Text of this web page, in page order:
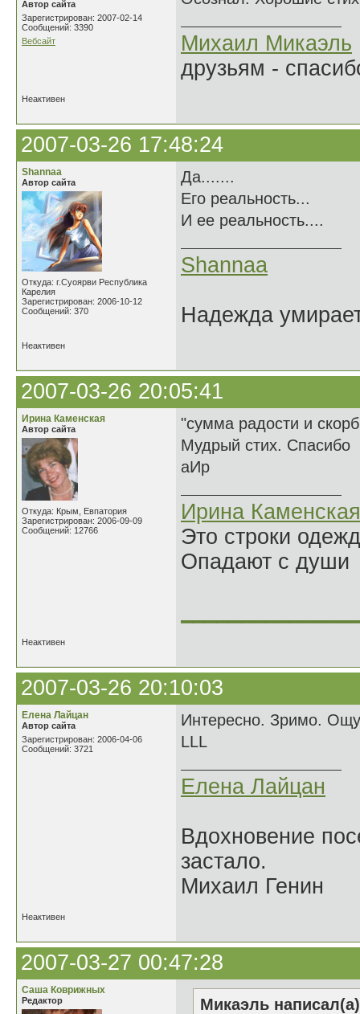
Автор сайта
Зарегистрирован: 2007-02-14
Сообщений: 3390
Вебсайт
Михаил Микаэль
друзьям -
Неактивен
2007-03-26 17:48:24
Shannaa
Автор сайта
Откуда: г.Суоярви Республика
Карелия
Зарегистрирован: 2006-10-12
Сообщений: 370
Да.......
Его реальность...
И ее реальность....
Shannaa
Надежда
Неактивен
2007-03-26 20:05:41
Ирина Каменская
Автор сайта
Откуда: Крым, Евпатория
Зарегистрирован: 2006-09-09
Сообщений: 12766
"сумма радости и
Мудрый стих. Спасибо
аИр
Ирина Каменская
Это строки
Опадают с души
Неактивен
2007-03-26 20:10:03
Елена Лайцан
Автор сайта
Зарегистрирован: 2006-04-06
Сообщений: 3721
Интересно. Зримо.
LLL
Елена Лайцан
Вдохновение
застало.
Михаил Генин
Неактивен
2007-03-27 00:47:28
Саша Коврижных
Редактор
Микаэль